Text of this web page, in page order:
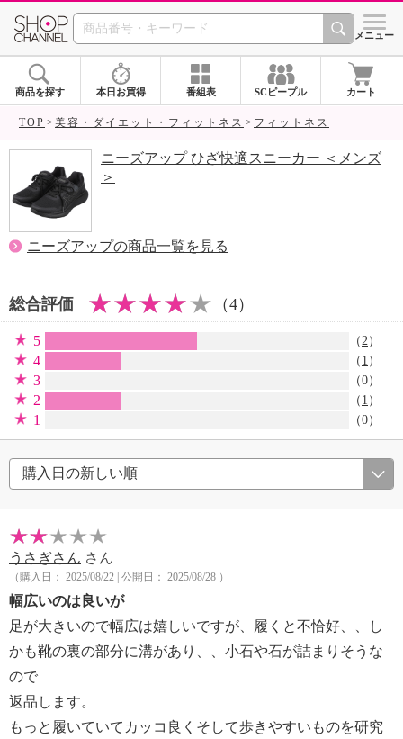
SHOP CHANNEL シメニュー
商品を探す 本日お買得 番組表 SCピープル カート
TOP 美容・ダイエット・フィットネス フィットネス
ニーズアップ ひざ快適スニーカー ＜メンズ
＞
ニーズアップの商品一覧を見る
総合評価 （4）
5 （2）
4 （ 1 ）
3 （0）
2 （ 1 ）
1 （0）
うさぎさん さん
（購入日： 2025/08/22 | 公開日： 2025/08/28 ）
幅広いのは良いが
足が大きいので幅広は嬉しいですが、履くと不恰好、、し
かも靴の裏の部分に溝があり、、小石や石が詰まりそうな
ので
返品します。
もっと履いていてカッコ良くそして歩きやすいものを研究